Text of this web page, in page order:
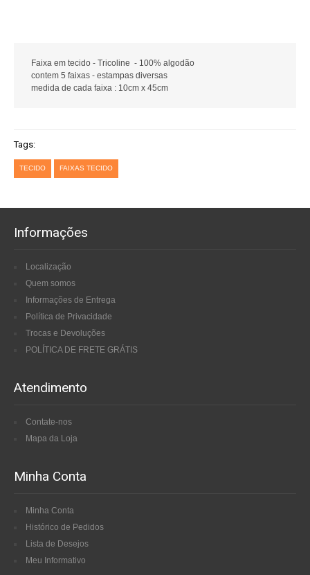
Faixa em tecido - Tricoline - 100% algodão
contem 5 faixas - estampas diversas
medida de cada faixa : 10cm x 45cm
Tags:
TECIDO FAIXAS TECIDO
Informações
Localização
Quem somos
Informações de Entrega
Política de Privacidade
Trocas e Devoluções
POLÍTICA DE FRETE GRÁTIS
Atendimento
Contate-nos
Mapa da Loja
Minha Conta
Minha Conta
Histórico de Pedidos
Lista de Desejos
Meu Informativo